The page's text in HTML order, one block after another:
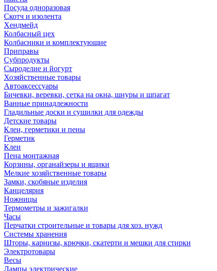
Посуда одноразовая
Скотч и изолента
Хендмейд
Колбасный цех
Колбасники и комплектующие
Приправы
Субпродукты
Сыроделие и йогурт
Хозяйственные товары
Автоаксессуары
Бичевки, веревки, сетка на окна, шнуры и шпагат
Ванные принадлежности
Гладильные доски и сушилки для одежды
Детские товары
Клеи, герметики и пены
Герметик
Клеи
Пена монтажная
Корзины, органайзеры и ящики
Мелкие хозяйственные товары
Замки, скобяные изделия
Канцелярия
Ножницы
Термометры и зажигалки
Часы
Перчатки строительные и товары для хоз. нужд
Системы хранения
Шторы, карнизы, крючки, скатерти и мешки для стирки
Электротовары
Весы
Лампы электрические